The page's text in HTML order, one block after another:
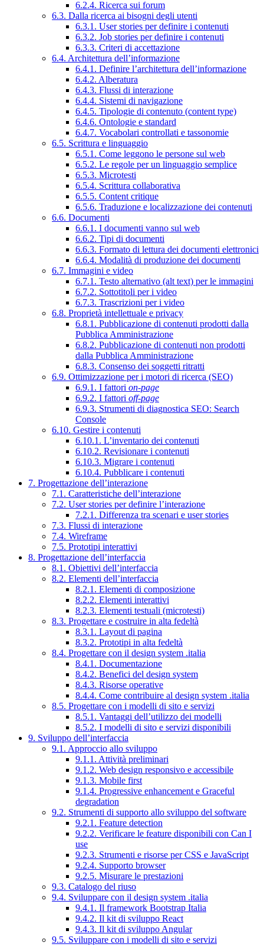
6.2.4. Ricerca sui forum
6.3. Dalla ricerca ai bisogni degli utenti
6.3.1. User stories per definire i contenuti
6.3.2. Job stories per definire i contenuti
6.3.3. Criteri di accettazione
6.4. Architettura dell’informazione
6.4.1. Definire l’architettura dell’informazione
6.4.2. Alberatura
6.4.3. Flussi di interazione
6.4.4. Sistemi di navigazione
6.4.5. Tipologie di contenuto (content type)
6.4.6. Ontologie e standard
6.4.7. Vocabolari controllati e tassonomie
6.5. Scrittura e linguaggio
6.5.1. Come leggono le persone sul web
6.5.2. Le regole per un linguaggio semplice
6.5.3. Microtesti
6.5.4. Scrittura collaborativa
6.5.5. Content critique
6.5.6. Traduzione e localizzazione dei contenuti
6.6. Documenti
6.6.1. I documenti vanno sul web
6.6.2. Tipi di documenti
6.6.3. Formato di lettura dei documenti elettronici
6.6.4. Modalità di produzione dei documenti
6.7. Immagini e video
6.7.1. Testo alternativo (alt text) per le immagini
6.7.2. Sottotitoli per i video
6.7.3. Trascrizioni per i video
6.8. Proprietà intellettuale e privacy
6.8.1. Pubblicazione di contenuti prodotti dalla
Pubblica Amministrazione
6.8.2. Pubblicazione di contenuti non prodotti
dalla Pubblica Amministrazione
6.8.3. Consenso dei soggetti ritratti
6.9. Ottimizzazione per i motori di ricerca (SEO)
6.9.1. I fattori on-page
6.9.2. I fattori off-page
6.9.3. Strumenti di diagnostica SEO: Search
Console
6.10. Gestire i contenuti
6.10.1. L’inventario dei contenuti
6.10.2. Revisionare i contenuti
6.10.3. Migrare i contenuti
6.10.4. Pubblicare i contenuti
7. Progettazione dell’interazione
7.1. Caratteristiche dell’interazione
7.2. User stories per definire l’interazione
7.2.1. Differenza tra scenari e user stories
7.3. Flussi di interazione
7.4. Wireframe
7.5. Prototipi interattivi
8. Progettazione dell’interfaccia
8.1. Obiettivi dell’interfaccia
8.2. Elementi dell’interfaccia
8.2.1. Elementi di composizione
8.2.2. Elementi interattivi
8.2.3. Elementi testuali (microtesti)
8.3. Progettare e costruire in alta fedeltà
8.3.1. Layout di pagina
8.3.2. Prototipi in alta fedeltà
8.4. Progettare con il design system .italia
8.4.1. Documentazione
8.4.2. Benefici del design system
8.4.3. Risorse operative
8.4.4. Come contribuire al design system .italia
8.5. Progettare con i modelli di sito e servizi
8.5.1. Vantaggi dell’utilizzo dei modelli
8.5.2. I modelli di sito e servizi disponibili
9. Sviluppo dell’interfaccia
9.1. Approccio allo sviluppo
9.1.1. Attività preliminari
9.1.2. Web design responsivo e accessibile
9.1.3. Mobile first
9.1.4. Progressive enhancement e Graceful
degradation
9.2. Strumenti di supporto allo sviluppo del software
9.2.1. Feature detection
9.2.2. Verificare le feature disponibili con Can I
use
9.2.3. Strumenti e risorse per CSS e JavaScript
9.2.4. Supporto browser
9.2.5. Misurare le prestazioni
9.3. Catalogo del riuso
9.4. Sviluppare con il design system .italia
9.4.1. Il framework Bootstrap Italia
9.4.2. Il kit di sviluppo React
9.4.3. Il kit di sviluppo Angular
9.5. Sviluppare con i modelli di sito e servizi